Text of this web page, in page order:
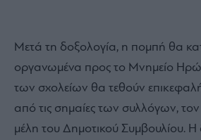
Μετά τη δοξολογία, η πομπή θα
οργανωμένα προς το Μνημείο
των σχολείων θα τεθούν
από τις σημαίες των συλλόγων,
μέλη του Δημοτικού Συμβουλίου. Η